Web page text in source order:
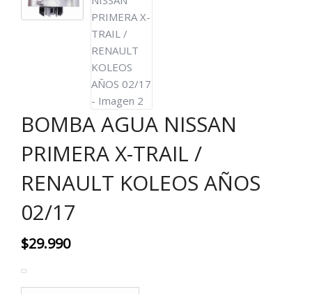
BOMBA AGUA NISSAN
PRIMERA X-TRAIL /
RENAULT KOLEOS AÑOS
02/17
$29.990